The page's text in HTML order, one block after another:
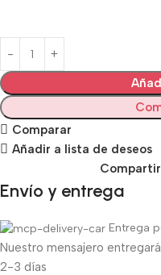
Comparar
Añadir a lista de deseos
Envío y entrega
Entrega
Nuestro mensajero
2-3 días